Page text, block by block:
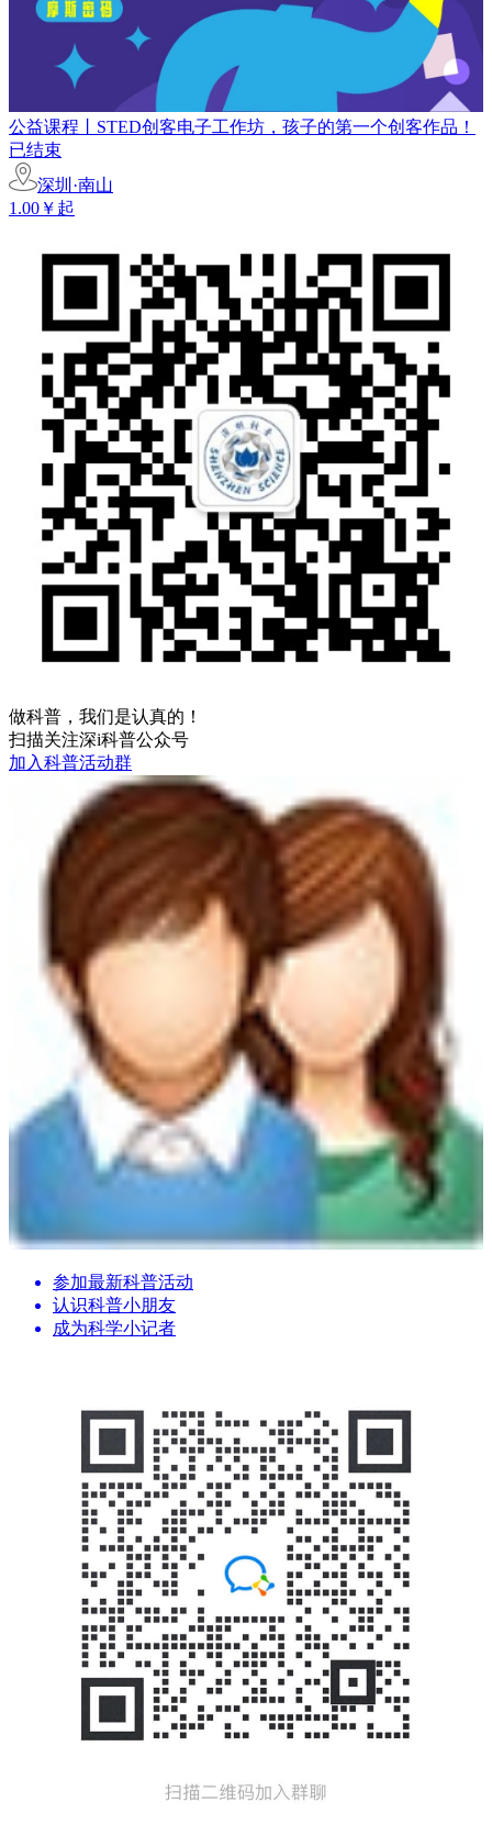
公益课程丨STED创客电子工作坊，孩子的第一个创客作品！
已结束
深圳·南山
1.00￥起
做科普，我们是认真的！
扫描关注深i科普公众号
加入科普活动群
参加最新科普活动
认识科普小朋友
成为科学小记者